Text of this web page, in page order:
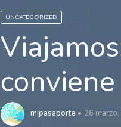
UNCATEGORIZED
mipasaporte 26